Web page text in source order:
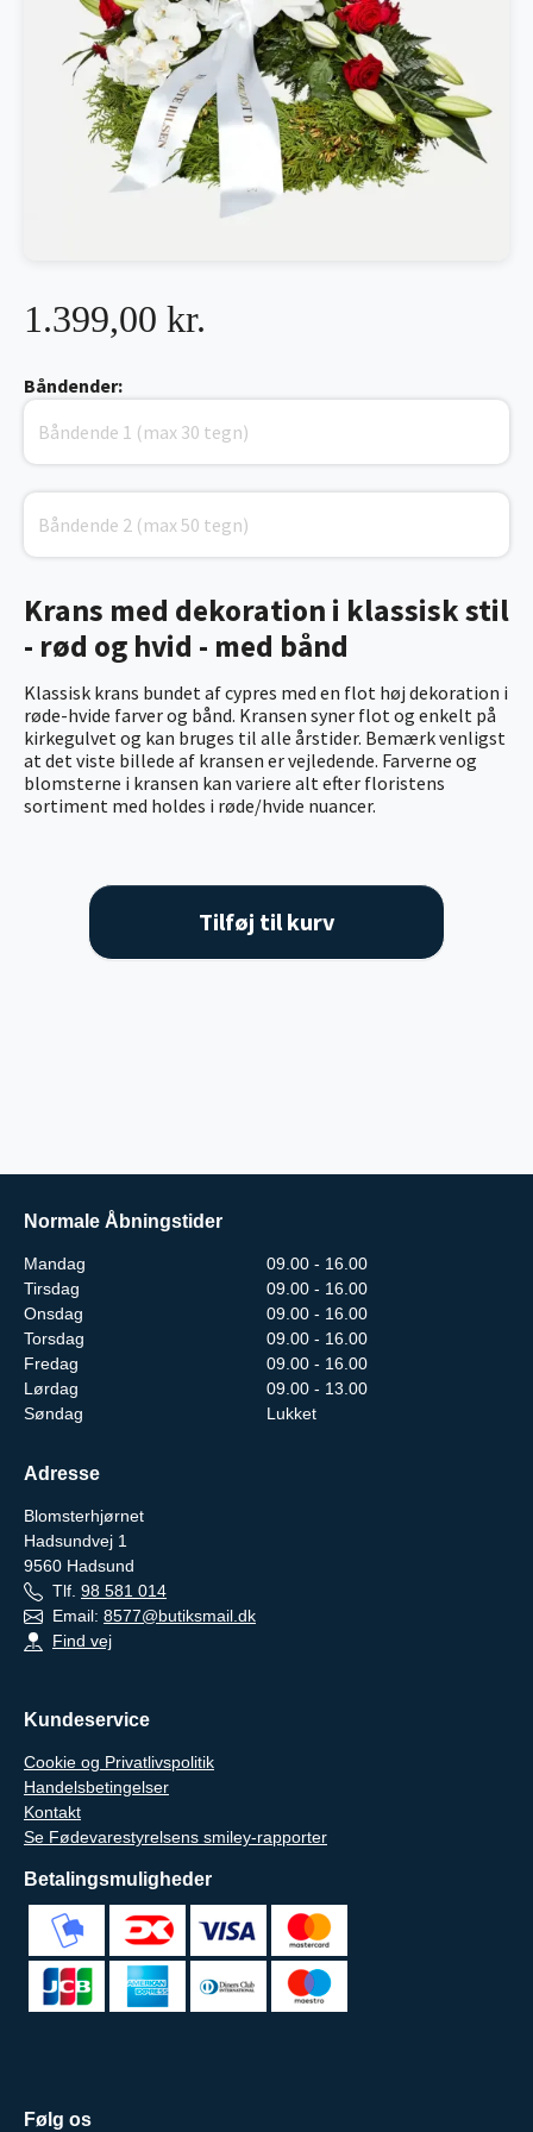
Krans med dekoration i klassisk stil
- rød og hvid - med bånd
Klassisk krans bundet af cypres med en flot høj dekoration i
røde-hvide farver og bånd. Kransen syner flot og enkelt på
kirkegulvet og kan bruges til alle årstider. Bemærk venligst
at det viste billede af kransen er vejledende. Farverne og
blomsterne i kransen kan variere alt efter floristens
sortiment med holdes i røde/hvide nuancer.
1.399,00 kr.
Båndender:
Tilføj til kurv
Normale Åbningstider
Mandag
09.00 - 16.00
Tirsdag
09.00 - 16.00
Onsdag
09.00 - 16.00
Torsdag
09.00 - 16.00
Fredag
09.00 - 16.00
Lørdag
09.00 - 13.00
Søndag
Lukket
Adresse
Blomsterhjørnet
Hadsundvej 1
9560 Hadsund
Tlf. 98 581 014
Email: 8577@butiksmail.dk
Find vej
Kundeservice
Cookie og Privatlivspolitik
Handelsbetingelser
Kontakt
Se Fødevarestyrelsens smiley-rapporter
Betalingsmuligheder
Følg os